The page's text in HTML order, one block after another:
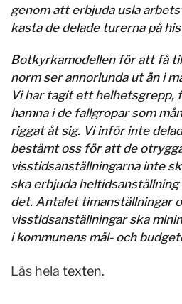
genom att erbjuda usla
kasta de delade turerna på
Botkyrkamodellen för att få
norm ser annorlunda ut än i
Vi har tagit ett helhetsgrepp,
hamna i de fallgropar som
riggat åt sig. Vi inför inte
bestämt oss för att de
visstidsanställningarna inte
ska erbjuda
det. Antalet timanställningar
visstidsanställningar ska
i kommunens mål- och
Läs hela texten.